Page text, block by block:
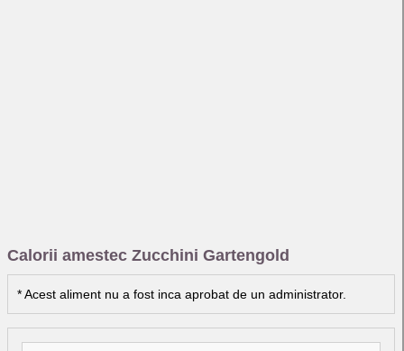
Calorii amestec Zucchini Gartengold
* Acest aliment nu a fost inca aprobat de un administrator.